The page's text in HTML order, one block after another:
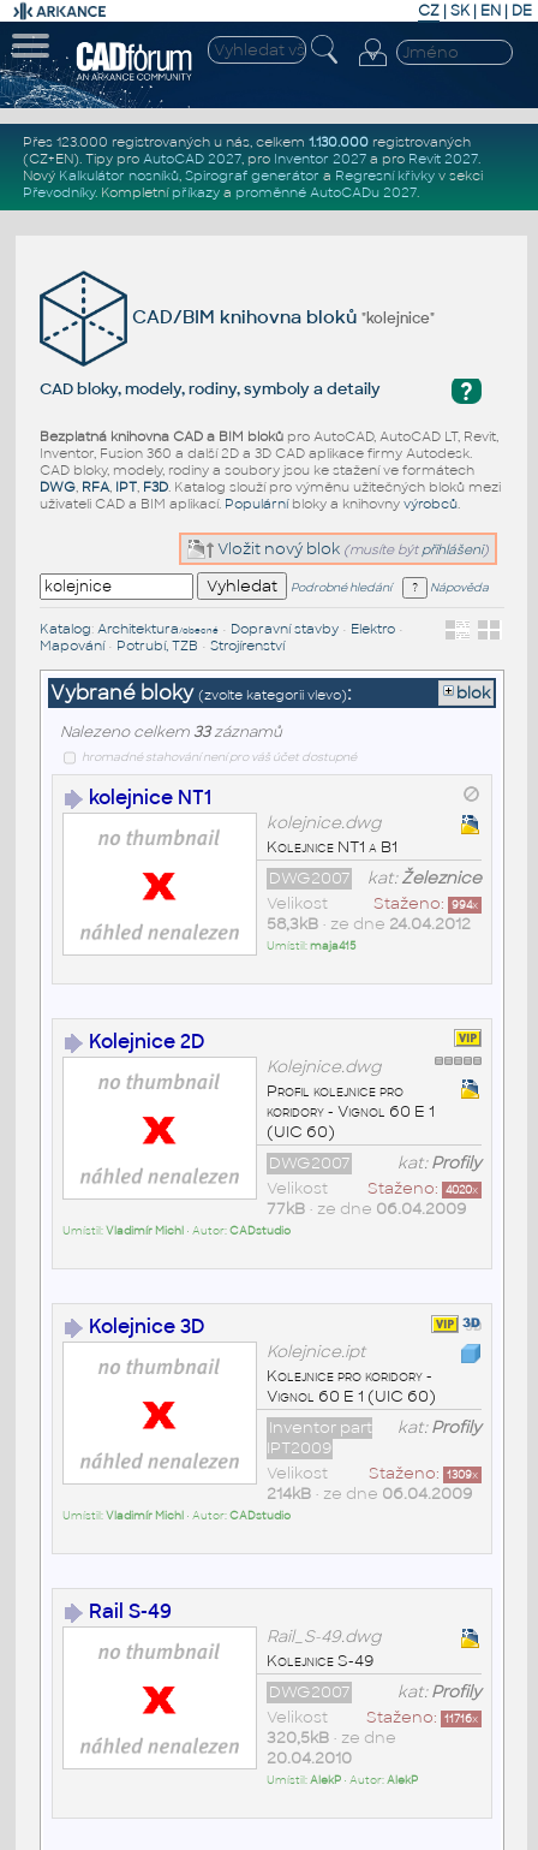
CZ | SK| EN | DE
Přes 123.000 registrovaných u nás, celkem 1.130.000registrovaných
(CZ+EN). Tipy pro AutoCAD 2027, pro Inventor 2027a pro Revit 2027.
Nový Kalkulátor nosníků, Spirograf generátor a Regresní křivkyv sekci
Převodníky. Kompletní příkazya proměnné AutoCADu 2027.
CAD/BIM knihovna bloků"kolejnice"
?
CAD bloky, modely, rodiny, symboly a detaily
Bezplatná knihovna CAD a BIM blokůpro AutoCAD, AutoCAD LT, Revit,
Inventor, Fusion 360 a další 2D a 3D CAD aplikace firmy Autodesk.
CAD bloky, modely, rodiny a soubory jsou ke stažení ve formátech
DWG, RFA, IPT, F3D. Katalog slouží pro výměnu užitečných bloků mezi
uživateli CAD a BIM aplikací. Populárníbloky a knihovny výrobců.
Vložit nový blok (musíte být přihlášeni)
Podrobné hledání Nápověda
Katalog: Architektura/obecné• Dopravní stavby• Elektro•
Mapování• Potrubí, TZB • Strojírenství
Vybrané bloky (zvolte kategorii vlevo): blok
Nalezeno celkem 33záznamů
hromadné stahování není pro váš účet dostupné
kolejnice NT1
kolejnice.dwg
Kolejnice NT1 a B1
kat:Železnice
DWG2007
Staženo: 994x
Velikost
58,3kB• ze dne 24.04.2012
Umístil:maja415
Kolejnice 2D
Kolejnice.dwg
Profil kolejnice pro
koridory - Vignol 60 E 1
(UIC 60)
kat:Profily
DWG2007
Staženo: 4020x
Velikost
77kB• ze dne 06.04.2009
Umístil:Vladimír Michl • Autor:CADstudio
Kolejnice 3D
Kolejnice.ipt
Kolejnice pro koridory -
Vignol 60 E 1 (UIC 60)
kat:Profily
Inventor part
IPT2009
Staženo: 1309x
Velikost
214kB• ze dne 06.04.2009
Umístil:Vladimír Michl • Autor:CADstudio
Rail S-49
Rail_S-49.dwg
Kolejnice S-49
kat:Profily
DWG2007
Staženo: 11716x
Velikost
320,5kB• ze dne
20.04.2010
Umístil:AlekP• Autor:AlekP